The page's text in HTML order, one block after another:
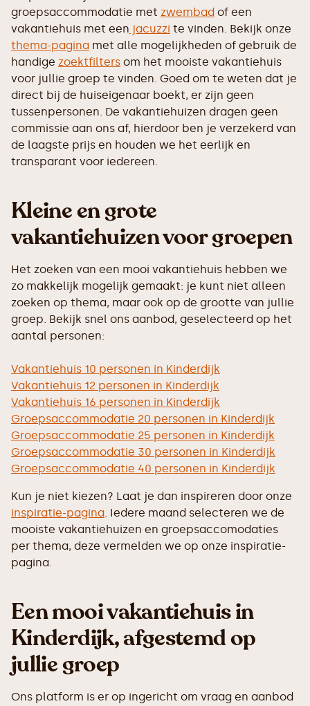
groepsaccommodatie met zwembad of een
vakantiehuis met een jacuzzi te vinden. Bekijk onze
thema-pagina met alle mogelijkheden of gebruik de
handige zoektfilters om het mooiste vakantiehuis
voor jullie groep te vinden. Goed om te weten dat je
direct bij de huiseigenaar boekt, er zijn geen
tussenpersonen. De vakantiehuizen dragen geen
commissie aan ons af, hierdoor ben je verzekerd van
de laagste prijs en houden we het eerlijk en
transparant voor iedereen.
Kleine en grote
vakantiehuizen voor groepen
Het zoeken van een mooi vakantiehuis hebben we
zo makkelijk mogelijk gemaakt: je kunt niet alleen
zoeken op thema, maar ook op de grootte van jullie
groep. Bekijk snel ons aanbod, geselecteerd op het
aantal personen:
Vakantiehuis 10 personen in Kinderdijk
Vakantiehuis 12 personen in Kinderdijk
Vakantiehuis 16 personen in Kinderdijk
Groepsaccommodatie 20 personen in Kinderdijk
Groepsaccommodatie 25 personen in Kinderdijk
Groepsaccommodatie 30 personen in Kinderdijk
Groepsaccommodatie 40 personen in Kinderdijk
Kun je niet kiezen? Laat je dan inspireren door onze
inspiratie-pagina. Iedere maand selecteren we de
mooiste vakantiehuizen en groepsaccomodaties
per thema, deze vermelden we op onze inspiratie-
pagina.
Een mooi vakantiehuis in
Kinderdijk, afgestemd op
jullie groep
Ons platform is er op ingericht om vraag en aanbod